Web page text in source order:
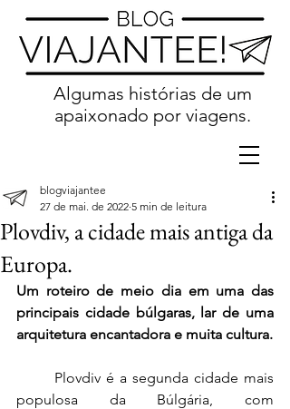
Algumas histórias de um
apaixonado por viagens.
Plovdiv, a cidade mais antiga da
Europa.
blogviajantee
27 de mai. de 2022 5 min de leitura
Um roteiro de meio dia em uma das
principais cidade búlgaras, lar de uma
arquitetura encantadora e muita cultura.
Plovdiv é a segunda cidade mais
populosa da Búlgária, com